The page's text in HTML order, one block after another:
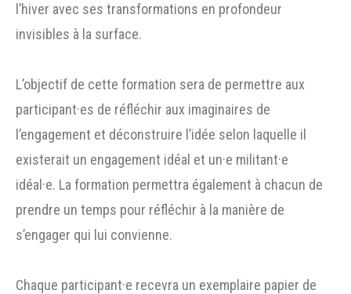
l’hiver avec ses transformations en profondeur
invisibles à la surface.
L’objectif de cette formation sera de permettre aux
participant·es de réfléchir aux imaginaires de
l’engagement et déconstruire l’idée selon laquelle il
existerait un engagement idéal et un·e militant·e
idéal·e. La formation permettra également à chacun de
prendre un temps pour réfléchir à la manière de
s’engager qui lui convienne.
Chaque participant·e recevra un exemplaire papier de